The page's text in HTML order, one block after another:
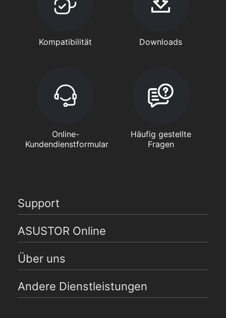
Kompatibilität Downloads
Online-
Kundendienstformular
Häufig gestellte
Fragen
Support
ASUSTOR Online
Über uns
Andere Dienstleistungen